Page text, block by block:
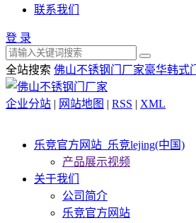
联系我们
登 录
全站搜索 佛山不锈钢门厂家豪华韩式门
企业分站 | 网站地图 | RSS | XML
乐竞官方网站_乐竞lejing(中国)
产品展示视频
关于我们
公司简介
乐竞官方网站